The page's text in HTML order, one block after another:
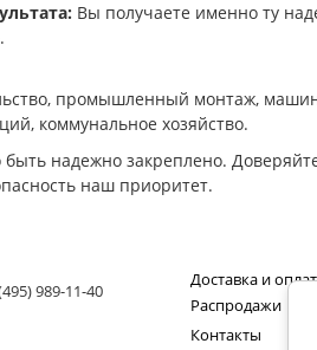
Вы получаете именно ту
промышленный монтаж,
коммунальное хозяйство.
быть надежно закреплено.
наш приоритет.
989-11-40
Доставка и
Распродажи
Контакты